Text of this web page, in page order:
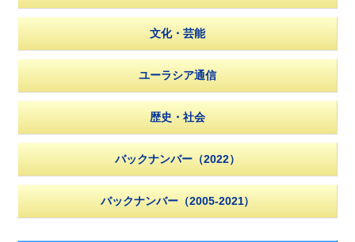
文化・芸能
ユーラシア通信
歴史・社会
バックナンバー（2022）
バックナンバー（2005-2021）